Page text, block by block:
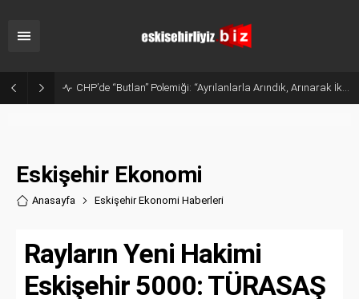
Sanayide Altyapı ve Temizlik Tepkisi: Gürhan Albayrak Küçük Sanayi Esnafını Ziyaret Etti
Eskişehir Ekonomi
Anasayfa Eskişehir Ekonomi Haberleri
Rayların Yeni Hakimi
Eskişehir 5000: TÜRASAŞ